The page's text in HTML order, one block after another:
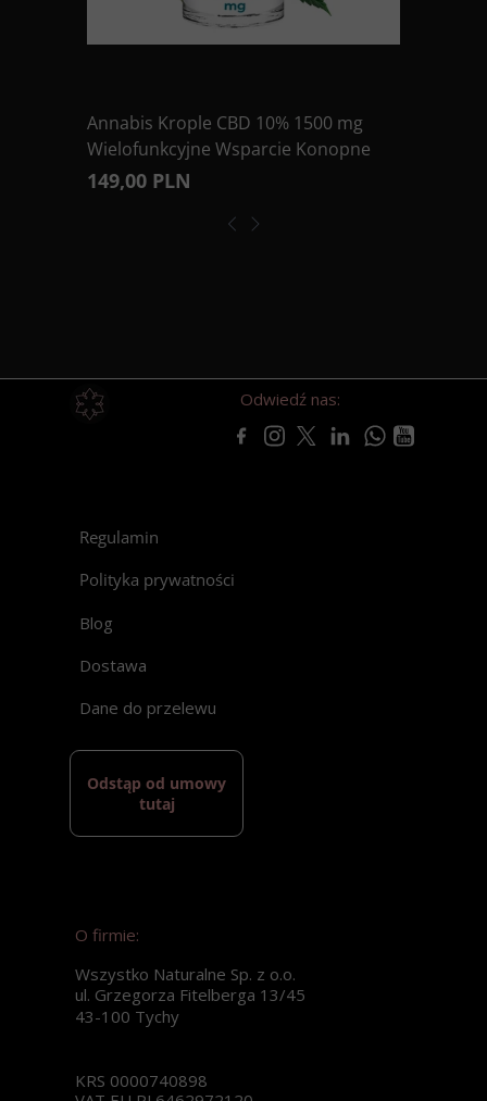
Annabis Krople CBD 10% 1500 mg
Wielofunkcyjne Wsparcie Konopne
149,00 PLN
Odstąp od umowy
tutaj
Blog
Dostawa
Dane do przelewu
Regulamin
Polityka prywatności
O firmie:
Wszystko Naturalne Sp. z o.o.
ul. Grzegorza Fitelberga 13/45
43-100 Tychy
KRS 0000740898
Odwiedź nas: